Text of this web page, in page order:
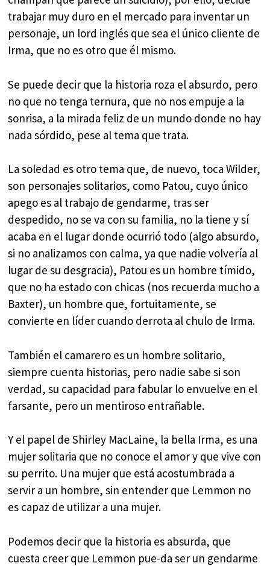
trabajar muy duro en el mercado para inventar un
personaje, un lord inglés que sea el único cliente de
Irma, que no es otro que él mismo.
Se puede decir que la historia roza el absurdo, pero
no que no tenga ternura, que no nos empuje a la
sonrisa, a la mirada feliz de un mundo donde no hay
nada sórdido, pese al tema que trata.
La soledad es otro tema que, de nuevo, toca Wilder,
son personajes solitarios, como Patou, cuyo único
apego es al trabajo de gendarme, tras ser
despedido, no se va con su familia, no la tiene y sí
acaba en el lugar donde ocurrió todo (algo absurdo,
si no analizamos con calma, ya que nadie volvería al
lugar de su desgracia), Patou es un hombre tímido,
que no ha estado con chicas (nos recuerda mucho a
Baxter), un hombre que, fortuitamente, se
convierte en líder cuando derrota al chulo de Irma.
También el camarero es un hombre solitario,
siempre cuenta historias, pero nadie sabe si son
verdad, su capacidad para fabular lo envuelve en el
farsante, pero un mentiroso entrañable.
Y el papel de Shirley MacLaine, la bella Irma, es una
mujer solitaria que no conoce el amor y que vive con
su perrito. Una mujer que está acostumbrada a
servir a un hombre, sin entender que Lemmon no
es capaz de utilizar a una mujer.
Podemos decir que la historia es absurda, que
cuesta creer que Lemmon pue-da ser un gendarme